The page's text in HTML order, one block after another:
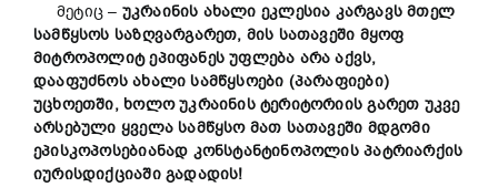
მეტიც – უკრაინის ახალი ეკლესია კარგავს მთელ
სამწყსოს საზღვარგარეთ, მის სათავეში მყოფ
მიტროპოლიტ ეპიფანეს უფლება არა აქვს,
დააფუძნოს ახალი სამწყსოები (პარაფიები)
უცხოეთში, ხოლო უკრაინის ტერიტორიის გარეთ უკვე
არსებული ყველა სამწყსო მათ სათავეში მდგომი
ეპისკოპოსებიანად კონსტანტინოპოლის პატრიარქის
იურისდიქციაში გადადის!